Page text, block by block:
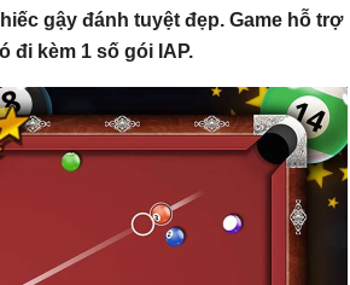
gậy đánh tuyệt đẹp. Game hỗ trợ
đi kèm 1 số gói IAP.